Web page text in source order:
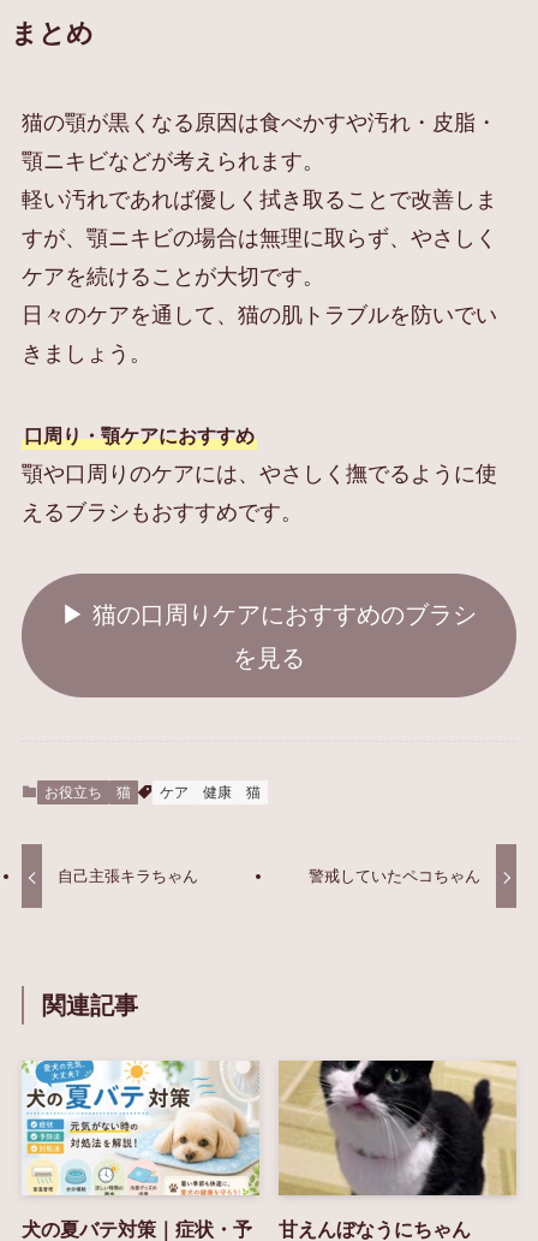
まとめ
猫の顎が黒くなる原因は食べかすや汚れ・皮脂・
顎ニキビなどが考えられます。
軽い汚れであれば優しく拭き取ることで改善しま
すが、顎ニキビの場合は無理に取らず、やさしく
ケアを続けることが大切です。
日々のケアを通して、猫の肌トラブルを防いでい
きましょう。
口周り・顎ケアにおすすめ
顎や口周りのケアには、やさしく撫でるように使
えるブラシもおすすめです。
▶︎ 猫の口周りケアにおすすめのブラシ
を見る
お役立ち 猫 ケア 健康 猫
自己主張キラちゃん 警戒していたペコちゃん
関連記事
犬の夏バテ対策｜症状・予
甘えんぼなうにちゃん